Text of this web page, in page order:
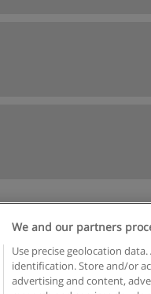
S.L. - CIF : B-95610580: -
We and our partners
Use precise geolocation
identification. Store and/or
advertising and content,